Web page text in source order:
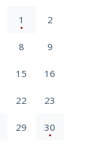
1 2
8 9
15 16
22 23
29 30